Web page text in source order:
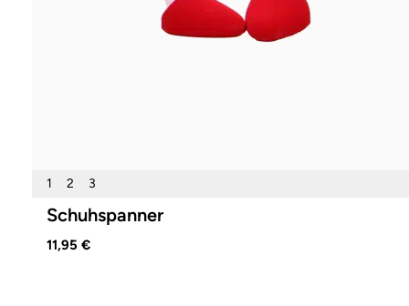
1 2 3
Schuhspanner
11,95 €